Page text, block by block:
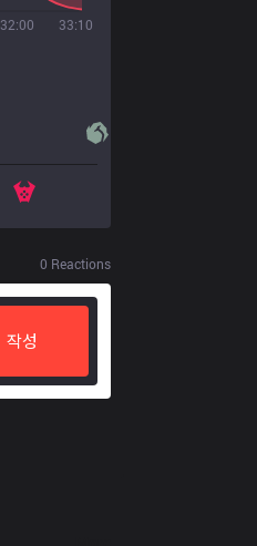
32:00 33:10
0 Reactions
작성